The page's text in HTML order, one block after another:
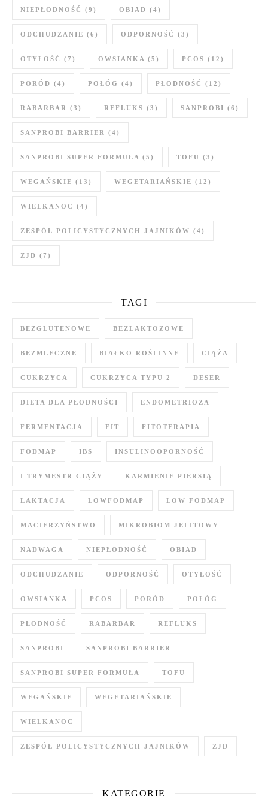
NIEPŁODNOŚĆ (9) OBIAD (4)
ODCHUDZANIE (6) ODPORNOŚĆ (3)
OTYŁOŚĆ (7) OWSIANKA (5) PCOS (12)
PORÓD (4) POŁÓG (4) PŁODNOŚĆ (12)
RABARBAR (3) REFLUKS (3) SANPROBI (6)
SANPROBI BARRIER (4)
SANPROBI SUPER FORMUŁA (5) TOFU (3)
WEGAŃSKIE (13) WEGETARIAŃSKIE (12)
WIELKANOC (4)
ZESPÓŁ POLICYSTYCZNYCH JAJNIKÓW (4)
ZJD (7)
TAGI
BEZGLUTENOWE BEZLAKTOZOWE
BEZMLECZNE BIAŁKO ROŚLINNE CIĄŻA
CUKRZYCA CUKRZYCA TYPU 2 DESER
DIETA DLA PŁODNOŚCI ENDOMETRIOZA
FERMENTACJA FIT FITOTERAPIA
FODMAP IBS INSULINOOPORNOŚĆ
I TRYMESTR CIĄŻY KARMIENIE PIERSIĄ
LAKTACJA LOWFODMAP LOW FODMAP
MACIERZYŃSTWO MIKROBIOM JELITOWY
NADWAGA NIEPŁODNOŚĆ OBIAD
ODCHUDZANIE ODPORNOŚĆ OTYŁOŚĆ
OWSIANKA PCOS PORÓD POŁÓG
PŁODNOŚĆ RABARBAR REFLUKS
SANPROBI SANPROBI BARRIER
SANPROBI SUPER FORMUŁA TOFU
WEGAŃSKIE WEGETARIAŃSKIE
WIELKANOC
ZESPÓŁ POLICYSTYCZNYCH JAJNIKÓW ZJD
KATEGORIE